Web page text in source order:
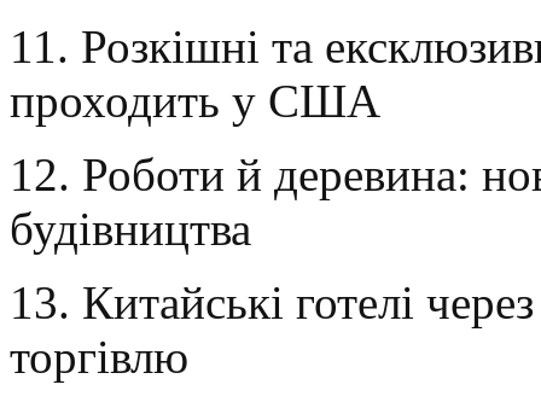
11. Розкішні та
проходить у США
12. Роботи й деревина:
будівництва
13. Китайські готелі
торгівлю